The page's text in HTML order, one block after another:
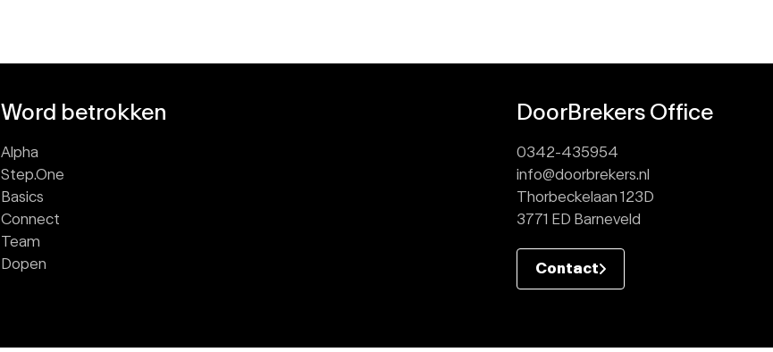
Word betrokken
Alpha
Step.One
Basics
Connect
Team
Dopen
DoorBrekers Office
0342-435954
info@doorbrekers.nl
Thorbeckelaan 123D
3771 ED Barneveld
Contact